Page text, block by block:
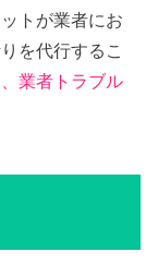
トが業者にお
を代行するこ
業者トラブル